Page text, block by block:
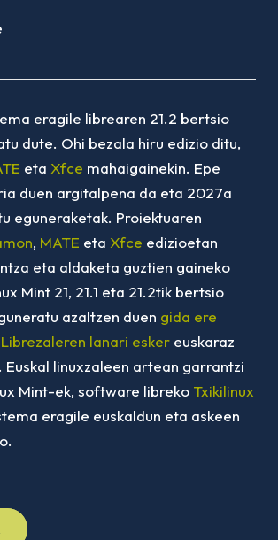
eragile librearen 21.2 bertsio
dute. Ohi bezala hiru edizio ditu,
eta Xfce mahaigainekin. Epe
duen argitalpena da eta 2027a
eguneraketak. Proiektuaren
, MATE eta Xfce edizioetan
eta aldaketa guztien gaineko
Mint 21, 21.1 eta 21.2tik bertsio
azaltzen duen gida ere
Librezaleren lanari eskereuskaraz
linuxzaleen artean garrantzi
Mint-ek, software libreko Txikilinux
eragile euskaldun eta askeen